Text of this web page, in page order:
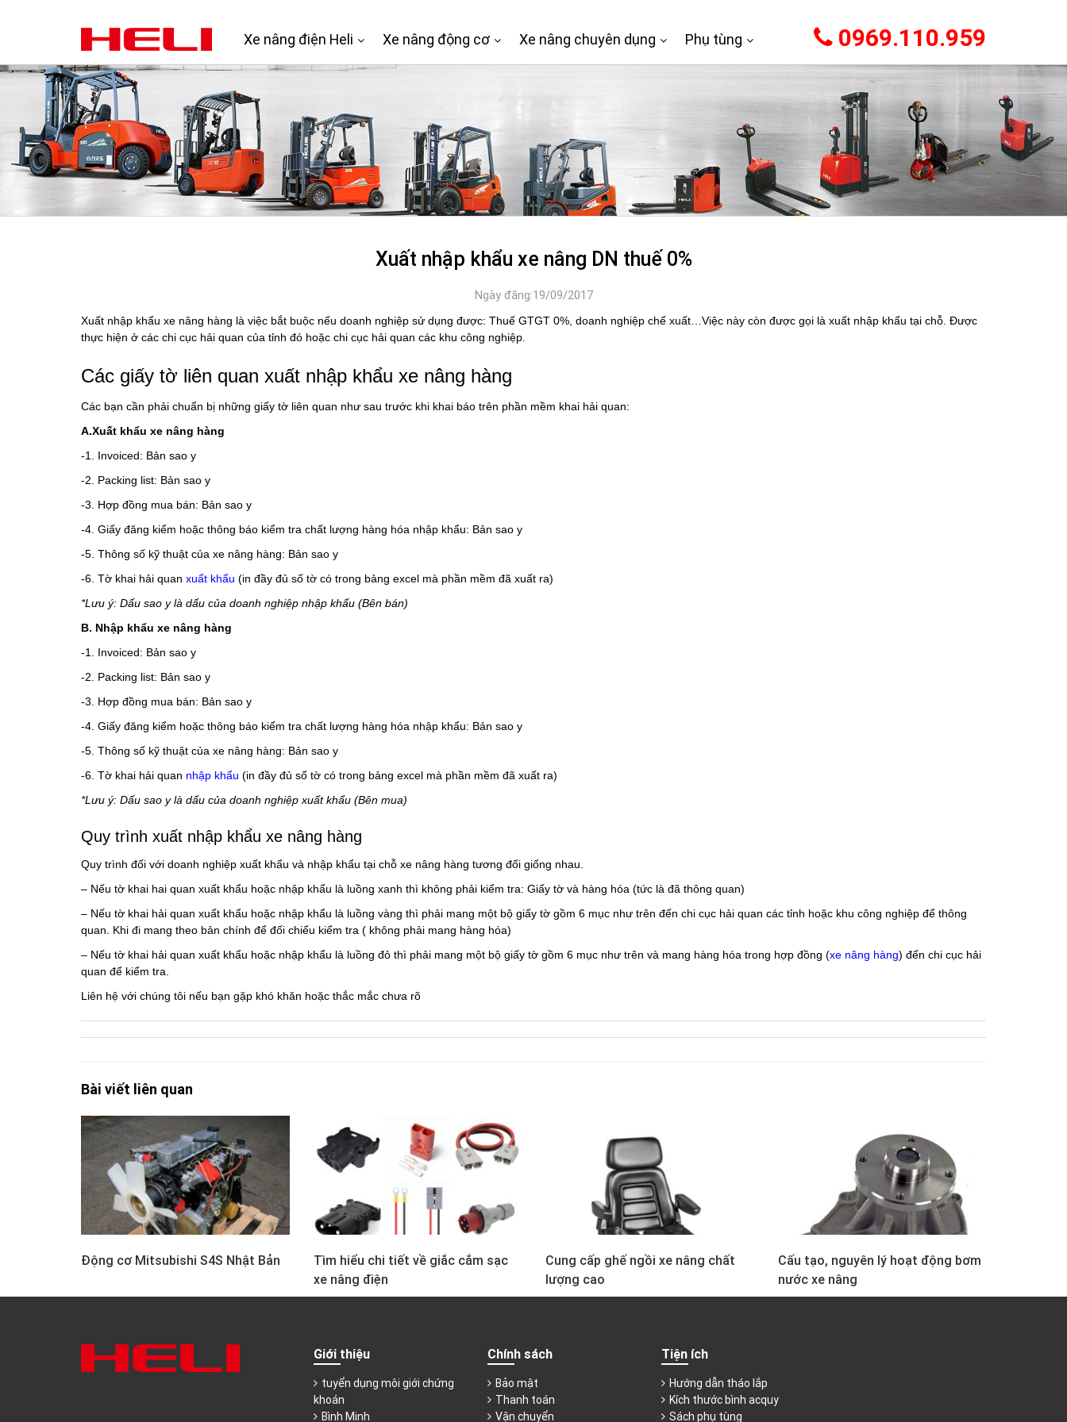
Xe nâng điện Heli Xe nâng động cơ Xe nâng chuyên dụng Phụ tùng 0969.110.959
Xuất nhập khẩu xe nâng DN thuế 0%
Ngày đăng:19/09/2017
Xuất nhập khẩu xe nâng hàng là việc bắt buộc nếu doanh nghiệp sử dụng được: Thuế GTGT 0%, doanh nghiệp chế xuất…Việc này còn được gọi là xuất nhập khẩu tại chỗ. Được
thực hiện ở các chi cục hải quan của tỉnh đó hoặc chi cục hải quan các khu công nghiệp.
Các giấy tờ liên quan xuất nhập khẩu xe nâng hàng
Các bạn cần phải chuẩn bị những giấy tờ liên quan như sau trước khi khai báo trên phần mềm khai hải quan:
A.Xuất khẩu xe nâng hàng
-1. Invoiced: Bản sao y
-2. Packing list: Bản sao y
-3. Hợp đồng mua bán: Bản sao y
-4. Giấy đăng kiểm hoặc thông báo kiểm tra chất lượng hàng hóa nhập khẩu: Bản sao y
-5. Thông số kỹ thuật của xe nâng hàng: Bản sao y
-6. Tờ khai hải quan xuất khẩu (in đầy đủ số tờ có trong bảng excel mà phần mềm đã xuất ra)
*Lưu ý: Dấu sao y là dấu của doanh nghiệp nhập khẩu (Bên bán)
B. Nhập khẩu xe nâng hàng
-1. Invoiced: Bản sao y
-2. Packing list: Bản sao y
-3. Hợp đồng mua bán: Bản sao y
-4. Giấy đăng kiểm hoặc thông báo kiểm tra chất lượng hàng hóa nhập khẩu: Bản sao y
-5. Thông số kỹ thuật của xe nâng hàng: Bản sao y
-6. Tờ khai hải quan nhập khẩu (in đầy đủ số tờ có trong bảng excel mà phần mềm đã xuất ra)
*Lưu ý: Dấu sao y là dấu của doanh nghiệp xuất khẩu (Bên mua)
Quy trình xuất nhập khẩu xe nâng hàng
Quy trình đối với doanh nghiệp xuất khẩu và nhập khẩu tại chỗ xe nâng hàng tương đối giống nhau.
– Nếu tờ khai hai quan xuất khẩu hoặc nhập khẩu là luồng xanh thì không phải kiểm tra: Giấy tờ và hàng hóa (tức là đã thông quan)
– Nếu tờ khai hải quan xuất khẩu hoặc nhập khẩu là luồng vàng thì phải mang một bộ giấy tờ gồm 6 mục như trên đến chi cục hải quan các tỉnh hoặc khu công nghiệp để thông
quan. Khi đi mang theo bản chính để đối chiếu kiểm tra ( không phải mang hàng hóa)
– Nếu tờ khai hải quan xuất khẩu hoặc nhập khẩu là luồng đỏ thì phải mang một bộ giấy tờ gồm 6 mục như trên và mang hàng hóa trong hợp đồng (xe nâng hàng) đến chi cục hải
quan để kiểm tra.
Liên hệ với chúng tôi nếu bạn gặp khó khăn hoặc thắc mắc chưa rõ
Bài viết liên quan
Động cơ Mitsubishi S4S Nhật Bản
Tìm hiểu chi tiết về giắc cắm sạc
xe nâng điện
Cung cấp ghế ngồi xe nâng chất
lượng cao
Cấu tạo, nguyên lý hoạt động bơm
nước xe nâng
Giới thiệu
tuyển dụng môi giới chứng
khoán
Bình Minh
Chính sách
Bảo mật
Thanh toán
Vận chuyển
Tiện ích
Hướng dẫn tháo lắp
Kích thước bình acquy
Sách phụ tùng